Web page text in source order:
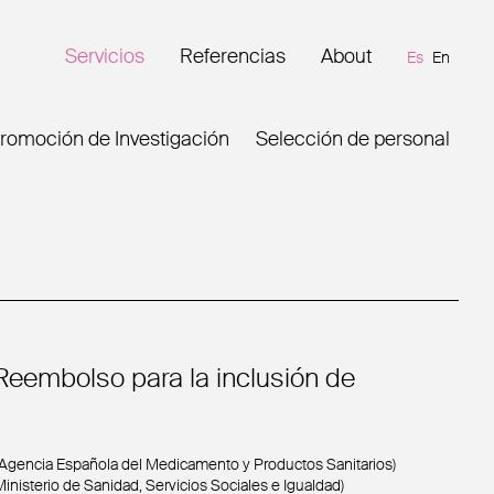
Servicios Referencias About Es En
de Investigación Selección de personal
para la inclusión de
Española del Medicamento y Productos Sanitarios)
de Sanidad, Servicios Sociales e Igualdad)